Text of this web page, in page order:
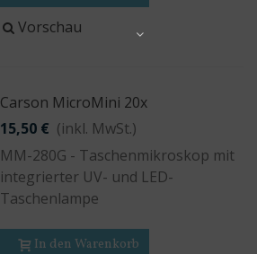
Vorschau
Carson MicroMini 20x
15,50 € (inkl. MwSt.)
MM-280G - Taschenmikroskop mit
integrierter UV- und LED-
Taschenlampe
In den Warenkorb